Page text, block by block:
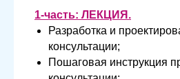
1-часть: ЛЕКЦИЯ.
Разработка и
консультации;
Пошаговая инструкция